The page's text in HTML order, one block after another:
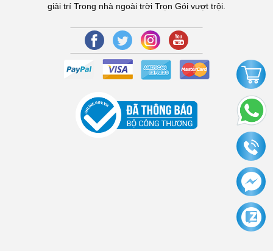
giải trí Trong nhà ngoài trời Trọn Gói vượt trội.